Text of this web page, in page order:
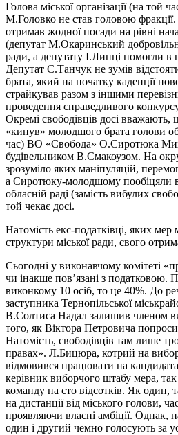
Голова міської організації (на той
М.Головко не став головою
отримав жодної посади на рівні
(депутат М.Окаринський
ради, а депутату І.Липці помогли в
Депутат С.Танчук не зумів
брата, який на початку каденції
страйкував разом з іншими
проведення справедливого
Окремі свободівців досі вважають,
«кинув» молодшого брата голови
час) ВО «Свобода» О.Сиротюка
будівельником В.Смакоузом. На
зрозуміло яких маніпуляцій,
а Сиротюку-молодшому пообіцяли
обласній раді (замість вибулих
той чекає досі.
Натомість екс-податківці, яких мер
структури міської ради, свого
Сьогодні у виконавчому комітеті
чи інакше пов’язані з податковою.
виконкому 10 осіб, то це 40%. До
заступника Тернопільської
В.Солтиса Надал залишив членом
того, як Віктора Петровича
Натомість, свободівців там лише
правах». Л.Бицюра, котрий на
відмовився працювати на
керівник виборчого штабу мера,
команду на сто відсотків. Як один,
на дистанції від міського голови,
проявляючи власні амбіції. Однак,
один і другий чемно голосують за